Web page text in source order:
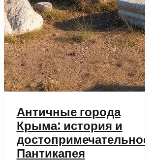
Античные города
Крыма: история и
достопримечательности
Пантикапея